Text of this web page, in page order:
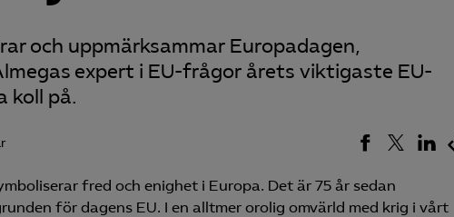
och uppmärksammar Europadagen,
expert i EU-frågor årets viktigaste EU-
koll på.
fred och enighet i Europa. Det är 75 år sedan
för dagens EU. I en alltmer orolig omvärld med krig i vårt